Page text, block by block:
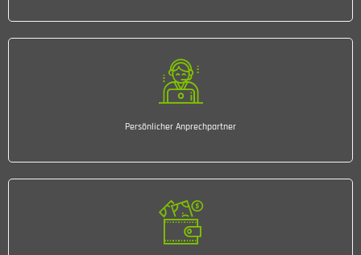
Persönlicher Anprechpartner